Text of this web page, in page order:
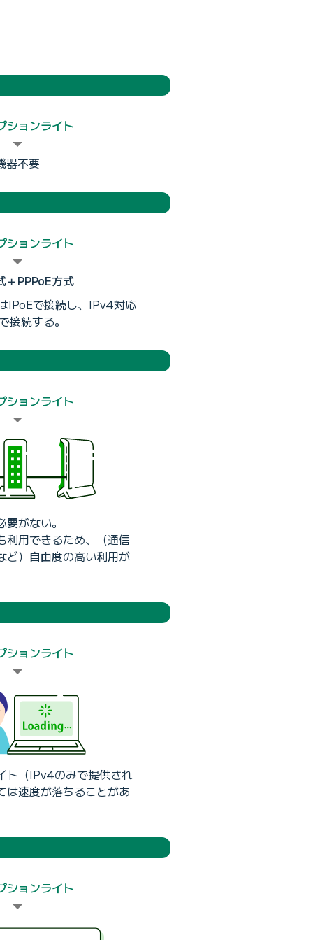
ションライト
器不要
ションライト
＋PPPoE方式
IPoEで接続し、IPv4対応
接続する。
ションライト
がない。
利用できるため、（通信
ど）自由度の高い利用が
ションライト
ト（IPv4のみで提供され
は速度が落ちることがあ
ションライト